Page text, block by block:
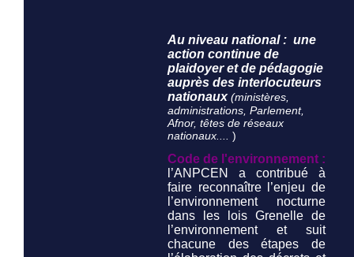
Au niveau national : une
action continue de
plaidoyer et de pédagogie
auprès des interlocuteurs
nationaux(ministères,
administrations, Parlement,
Afnor, têtes de réseaux
nationaux....
)
Code de l'environnement :
l’ANPCEN a contribué à
faire reconnaître l’enjeu de
l’environnement nocturne
dans les lois Grenelle de
l’environnement et suit
chacune des étapes de